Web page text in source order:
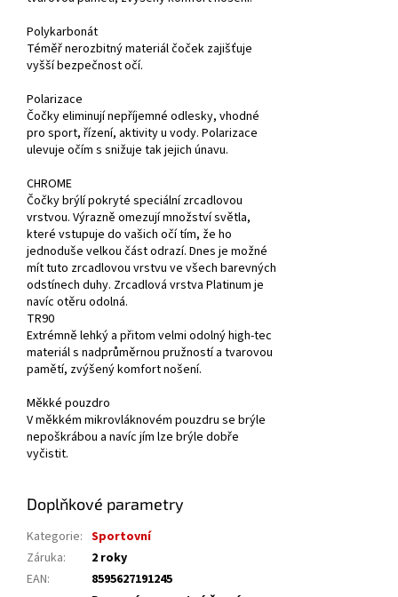
Polykarbonát
Téměř nerozbitný materiál čoček zajišťuje
vyšší bezpečnost očí.
Polarizace
Čočky eliminují nepříjemné odlesky, vhodné
pro sport, řízení, aktivity u vody. Polarizace
ulevuje očím s snižuje tak jejich únavu.
CHROME
Čočky brýlí pokryté speciální zrcadlovou
vrstvou. Výrazně omezují množství světla,
které vstupuje do vašich očí tím, že ho
jednoduše velkou část odrazí. Dnes je možné
mít tuto zrcadlovou vrstvu ve všech barevných
odstínech duhy. Zrcadlová vrstva Platinum je
navíc otěru odolná.
TR90
Extrémně lehký a přitom velmi odolný high-tec
materiál s nadprůměrnou pružností a tvarovou
pamětí, zvýšený komfort nošení.
Měkké pouzdro
V měkkém mikrovláknovém pouzdru se brýle
nepoškrábou a navíc jím lze brýle dobře
vyčistit.
Doplňkové parametry
Kategorie: Sportovní
Záruka:
2 roky
EAN: 8595627191245